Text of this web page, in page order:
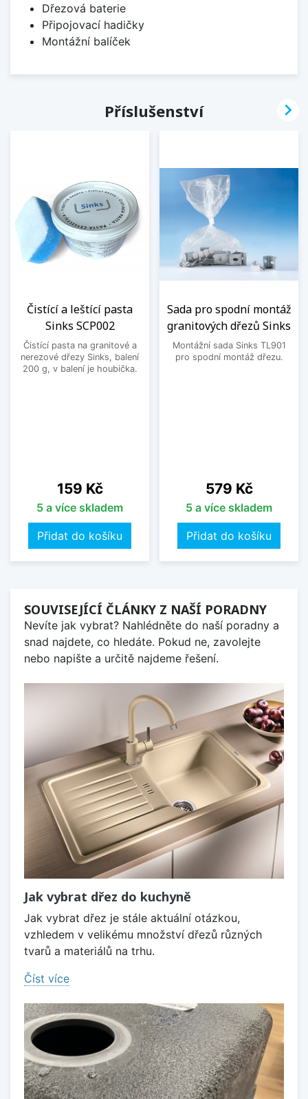
Dřezová baterie
Připojovací hadičky
Montážní balíček
Příslušenství
Čistící a leštící pasta
Sinks SCP002
Čistící pasta na granitové a
nerezové dřezy Sinks, balení
200 g, v balení je houbička.
Cena
159 Kč
5 a více skladem
Přidat do košíku
Sada pro spodní montáž
granitových dřezů Sinks
Montážní sada Sinks TL901
pro spodní montáž dřezu.
Cena
579 Kč
5 a více skladem
Přidat do košíku

SOUVISEJÍCÍ ČLÁNKY Z NAŠÍ PORADNY
Nevíte jak vybrat? Nahlédněte do naší poradny a
snad najdete, co hledáte. Pokud ne, zavolejte
nebo napište a určitě najdeme řešení.
Jak vybrat dřez do kuchyně
Jak vybrat dřez je stále aktuální otázkou,
vzhledem v velikému množství dřezů různých
tvarů a materiálů na trhu.
Číst více